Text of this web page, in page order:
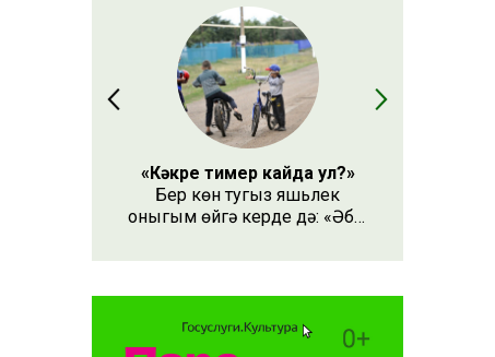
«Кәкре тимер кайда ул?»
Бер көн тугыз яшьлек
оныгым өйгә керде дә: «Әби,
ул?» – дип сорады.